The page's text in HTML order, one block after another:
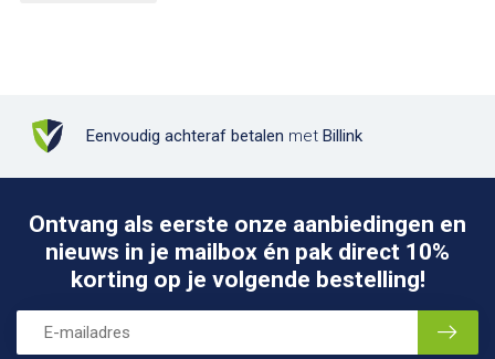
Eenvoudig achteraf betalen met Billink
Ontvang als eerste onze aanbiedingen en
nieuws in je mailbox én pak direct 10%
korting op je volgende bestelling!